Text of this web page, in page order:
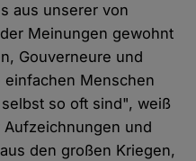
aus unserer von
Meinungen gewohnt
Gouverneure und
einfachen Menschen
so oft sind", weiß
Aufzeichnungen und
den großen Kriegen,